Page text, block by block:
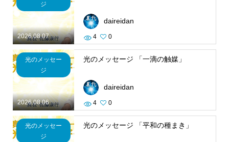
2026.08.07
ジ
daireidan
4 0
2026.08.06
光のメッセー
ジ
光のメッセージ 「一滴の触媒」
daireidan
4 0
光のメッセー
ジ
光のメッセージ 「平和の種まき」